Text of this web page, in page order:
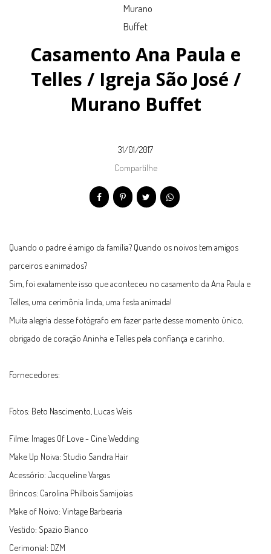
Casamento Ana Paula e
Telles / Igreja São José /
Murano Buffet
31/01/2017
Compartilhe
Quando o padre é amigo da família? Quando os noivos tem amigos
parceiros e animados?
Sim, foi exatamente isso que aconteceu no casamento da Ana Paula e
Telles, uma cerimônia linda, uma festa animada!
Muita alegria desse fotógrafo em fazer parte desse momento único,
obrigado de coração Aninha e Telles pela confiança e carinho.
Fornecedores:
Fotos: Beto Nascimento, Lucas Weis
Filme: Images Of Love - Cine Wedding
Make Up Noiva: Studio Sandra Hair
Acessório: Jacqueline Vargas
Brincos: Carolina Philbois Samijoias
Make of Noivo: Vintage Barbearia
Vestido: Spazio Bianco
Cerimonial: DZM